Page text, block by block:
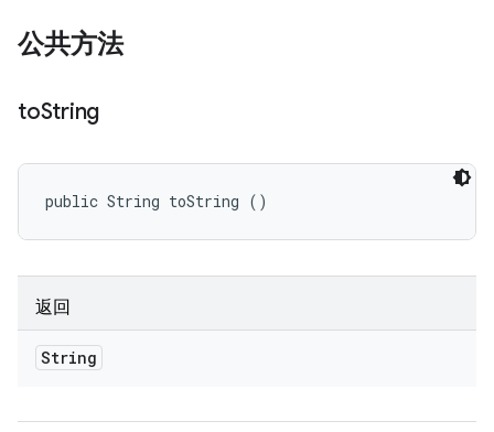
公共方法
toString
public String toString ()
返回
String